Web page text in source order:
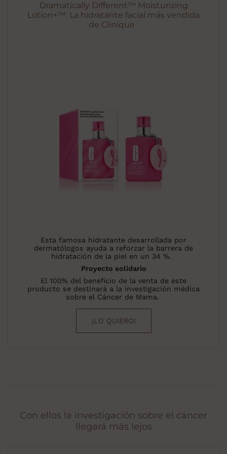
Dramatically Different™ Moisturizing
Lotion+™. La hidratante facial más vendida
de Clinique .
Esta famosa hidratante desarrollada por
dermatólogos ayuda a reforzar la barrera de
hidratación de la piel en un 34 %.
Proyecto solidario
El 100% del beneficio de la venta de este
producto se destinará a la investigación médica
sobre el Cáncer de Mama.
¡LO QUIERO!
Con ellos la investigación sobre el cáncer
llegará más lejos